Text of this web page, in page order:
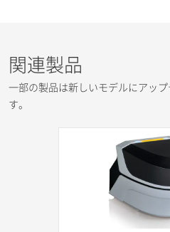
関連製品
一部の製品は新しいモデルにアッ
す。